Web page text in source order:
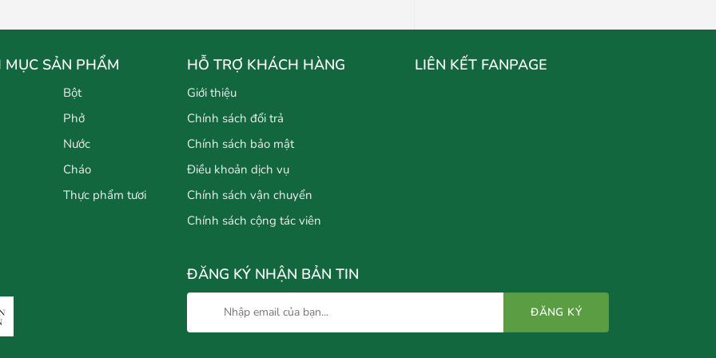
MỤC SẢN PHẨM
Bột
Phở
Nước
Cháo
Thực phẩm tươi
HỖ TRỢ KHÁCH HÀNG
Giới thiệu
Chính sách đổi trả
Chính sách bảo mật
Điều khoản dịch vụ
Chính sách vận chuyển
Chính sách cộng tác viên
LIÊN KẾT FANPAGE
ĐĂNG KÝ NHẬN BẢN TIN